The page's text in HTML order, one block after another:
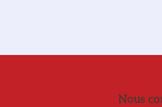
Nous